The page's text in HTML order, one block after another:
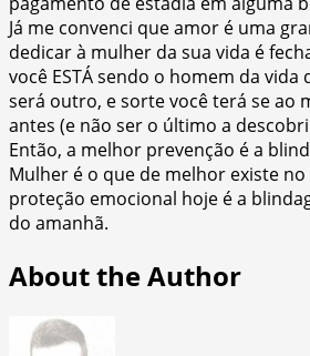
Já me convenci que amor é uma
dedicar à mulher da sua vida é
você ESTÁ sendo o homem da vida
será outro, e sorte você terá se ao
antes (e não ser o último a
Então, a melhor prevenção é a
Mulher é o que de melhor existe
proteção emocional hoje é a
do amanhã.
About the Author